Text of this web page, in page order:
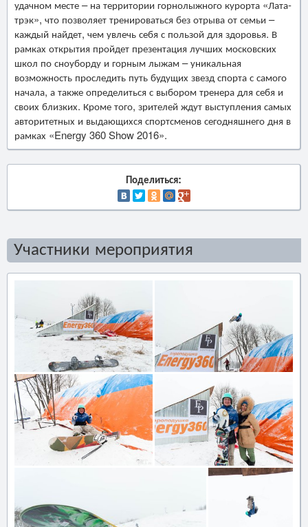
удачном месте – на территории горнолыжного курорта «Лата-
трэк», что позволяет тренироваться без отрыва от семьи –
каждый найдет, чем увлечь себя с пользой для здоровья. В
рамках открытия пройдет презентация лучших московских
школ по сноуборду и горным лыжам – уникальная
возможность проследить путь будущих звезд спорта с самого
начала, а также определиться с выбором тренера для себя и
своих близких. Кроме того, зрителей ждут выступления самых
авторитетных и выдающихся спортсменов сегодняшнего дня в
рамках «Energy 360 Show 2016».
Поделиться:
Участники мероприятия